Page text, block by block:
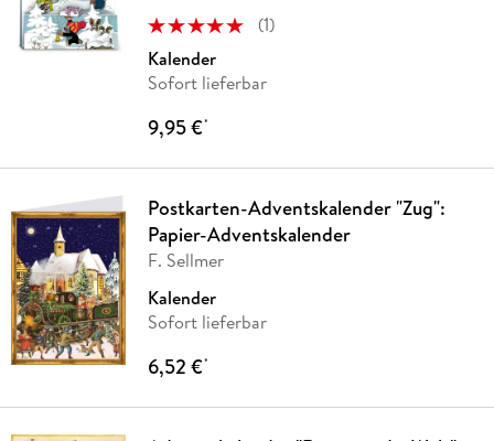
(1)
Kalender
Sofort lieferbar
9,95 €*
Postkarten-Adventskalender "Zug":
Papier-Adventskalender
F. Sellmer
Kalender
Sofort lieferbar
6,52 €*